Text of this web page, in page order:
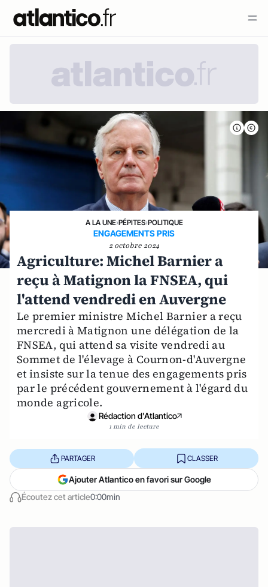
A LA UNE›PÉPITES›POLITIQUE
ENGAGEMENTS PRIS
2 octobre 2024
Agriculture: Michel Barnier a
reçu à Matignon la FNSEA, qui
l'attend vendredi en Auvergne
Le premier ministre Michel Barnier a reçu
mercredi à Matignon une délégation de la
FNSEA, qui attend sa visite vendredi au
Sommet de l'élevage à Cournon-d'Auvergne
et insiste sur la tenue des engagements pris
par le précédent gouvernement à l'égard du
monde agricole.
Rédaction d'Atlantico
1 min de lecture
Écoutez cet article0:00min
PARTAGER CLASSER
Ajouter Atlantico en favori sur Google